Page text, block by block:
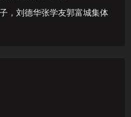
，刘德华张学友郭富城集体